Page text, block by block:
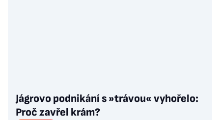
Jágrovo podnikání s »trávou« vyhořelo:
Proč zavřel krám?